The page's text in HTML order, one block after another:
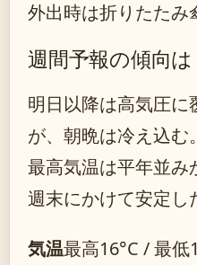
外出時は折りたたみ
週間予報の傾向は
明日以降は高気圧に
が、朝晩は冷え込む。
最高気温は平年並み
週末にかけて安定し
気温最高16°C / 最低